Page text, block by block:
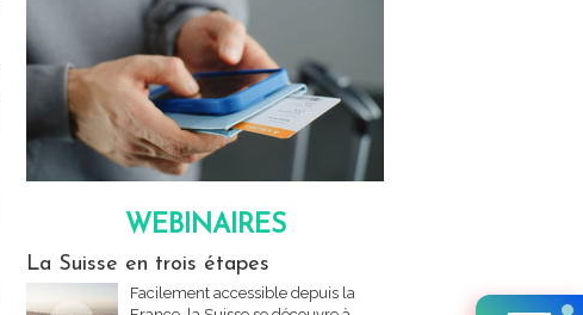
WEBINAIRES
La Suisse en trois étapes
Facilement accessible depuis la